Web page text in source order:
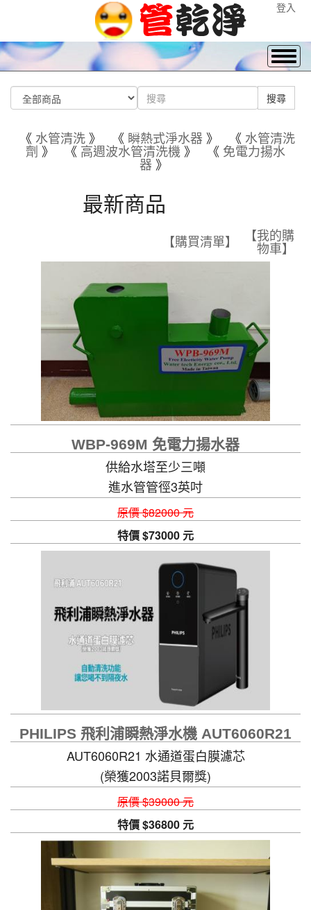
登入
《 水管清洗》 《 瞬熱式淨水器 》 《 水管清洗
劑》 《 高週波水管清洗機》 《 免電力揚水
器》
最新商品
【購買清單】 【我的購
物車】
WBP-969M 免電力揚水器
供給水塔至少三噸
進水管管徑3英吋
原價 $82000 元
特價 $73000 元
PHILIPS 飛利浦瞬熱淨水機 AUT6060R21
AUT6060R21 水通道蛋白膜濾芯
(榮獲2003諾貝爾獎)
自動清洗功能，讓您喝不到隔夜水
原價 $39000 元
特價 $36800 元